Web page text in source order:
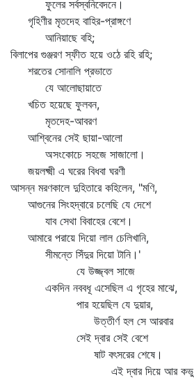
ফুলের সর্বস্বনিবেদনে।
গৃহিণীর মৃতদেহ বাহির-প্রাঙ্গণে
আনিয়াছে বহি;
বিলাপের গুঞ্জরণ স্ফীত হয়ে ওঠে রহি রহি;
শরতের সোনালি প্রভাতে
যে আলোছায়াতে
খচিত হয়েছে ফুলবন,
মৃতদেহ-আবরণ
আশ্বিনের সেই ছায়া-আলো
অসংকোচে সহজে সাজালো।
জয়লক্ষ্মী এ ঘরের বিধবা ঘরণী
আসন্ন মরণকালে দুহিতারে কহিলেন, "মণি,
আগুনের সিংহদ্বারে চলেছি যে দেশে
যাব সেথা বিবাহের বেশে।
আমারে পরায়ে দিয়ো লাল চেলিখানি,
সীমন্তে সিঁদুর দিয়ো টানি।'
যে উজ্জ্বল সাজে
একদিন নববধূ এসেছিল এ গৃহের মাঝে,
পার হয়েছিল যে দুয়ার,
উত্তীর্ণ হল সে আরবার
সেই দ্বার সেই বেশে
ষাট বৎসরের শেষে।
এই দ্বার দিয়ে আর কভু